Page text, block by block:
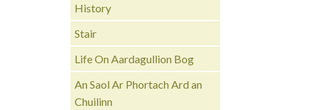
History
Stair
Life On Aardagullion Bog
An Saol Ar Phortach Ard an
Chuilinn